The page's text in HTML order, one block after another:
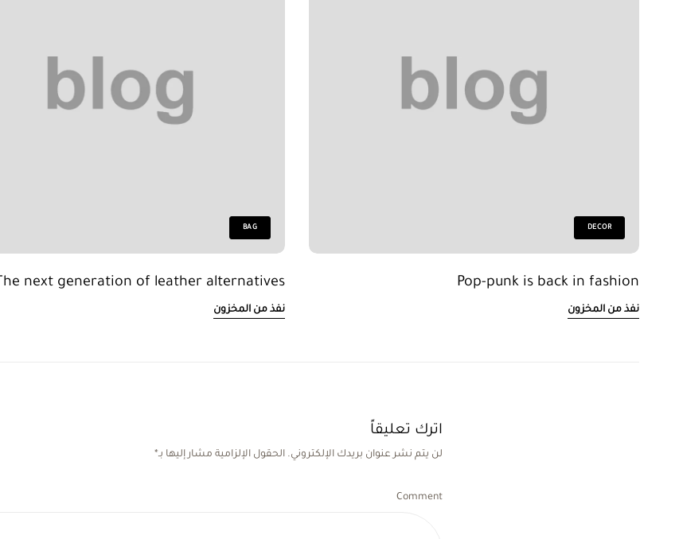
DECOR
Pop-punk is back in fashion
نفذ من المخزون
BAG
next generation of leather alternatives
نفذ من المخزون
اترك تعليقاً
لن يتم نشر عنوان بريدك الإلكتروني. الحقول الإلزامية مشار إليها بـ*
Comment